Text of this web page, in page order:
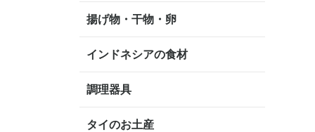
揚げ物・干物・卵
インドネシアの食材
調理器具
タイのお土産